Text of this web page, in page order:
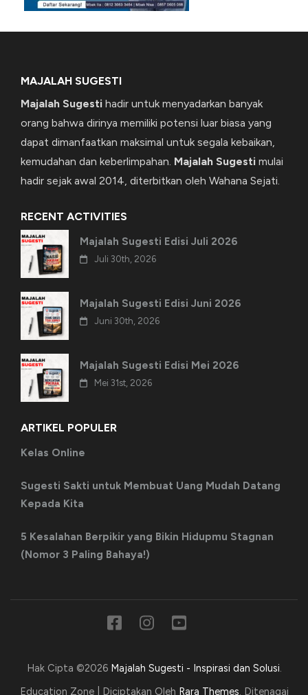
MAJALAH SUGESTI
Majalah Sugesti hadir untuk menyadarkan banyak
orang bahwa dirinya memiliki potensi luar biasa yang
dapat dimanfaatkan maksimal untuk segala kebaikan,
kemudahan dan keberlimpahan. Majalah Sugesti mulai
hadir sejak awal 2014, diterbitkan oleh Wahana Sejati.
RECENT ACTIVITIES
Majalah Sugesti Edisi Juli 2026
Juli 30th, 2026
Majalah Sugesti Edisi Juni 2026
Juni 30th, 2026
Majalah Sugesti Edisi Mei 2026
Mei 31st, 2026
ARTIKEL POPULER
Kelas Online
Sugesti Sakti untuk Membuat Uang Mudah Datang
Kepada Kita
5 Kesalahan Berpikir yang Bikin Hidupmu Stagnan
(Nomor 3 Paling Bahaya!)
Hak Cipta ©2026 Majalah Sugesti - Inspirasi dan Solusi.
Education Zone | Diciptakan Oleh Rara Themes. Ditenagai